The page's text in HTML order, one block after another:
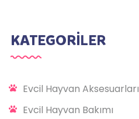
KATEGORİLER
Evcil Hayvan Aksesuarları
Evcil Hayvan Bakımı